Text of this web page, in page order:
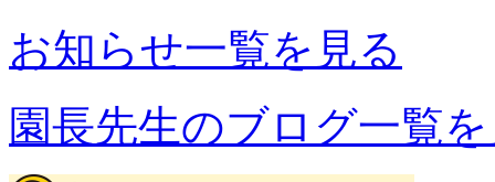
お知らせ一覧を見る
園長先生のブログ一覧